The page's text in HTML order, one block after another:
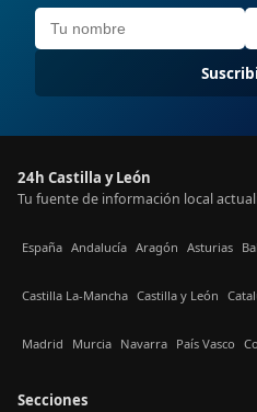
24h Castilla y León
Tu fuente de información local
España Andalucía Aragón Asturias
Castilla La-Mancha Castilla y León
Madrid Murcia Navarra País Vasco
Secciones